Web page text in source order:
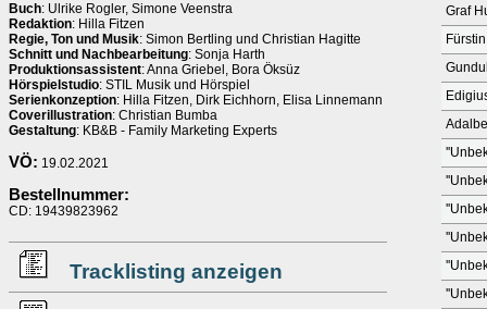
Buch: Ulrike Rogler, Simone Veenstra
Redaktion: Hilla Fitzen
Regie, Ton und Musik: Simon Bertling und Christian Hagitte
Schnitt und Nachbearbeitung: Sonja Harth
Produktionsassistent: Anna Griebel, Bora Öksüz
Hörspielstudio: STIL Musik und Hörspiel
Serienkonzeption: Hilla Fitzen, Dirk Eichhorn, Elisa Linnemann
Coverillustration: Christian Bumba
Gestaltung: KB&B - Family Marketing Experts
VÖ: 19.02.2021
Bestellnummer:
CD: 19439823962
Tracklisting anzeigen
Graf